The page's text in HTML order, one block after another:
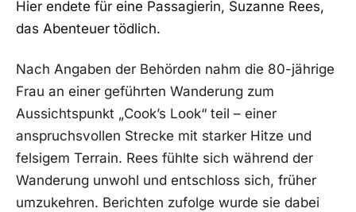
Hier endete für eine Passagierin, Suzanne Rees,
das Abenteuer tödlich.
Nach Angaben der Behörden nahm die 80-jährige
Frau an einer geführten Wanderung zum
Aussichtspunkt „Cook’s Look“ teil – einer
anspruchsvollen Strecke mit starker Hitze und
felsigem Terrain. Rees fühlte sich während der
Wanderung unwohl und entschloss sich, früher
umzukehren. Berichten zufolge wurde sie dabei